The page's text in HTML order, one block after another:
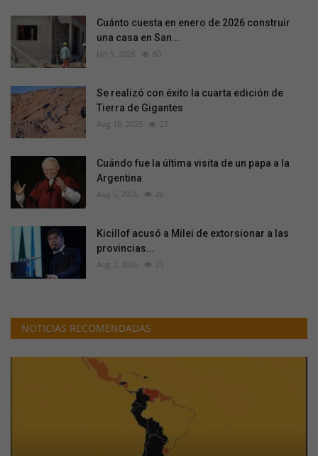
Cuánto cuesta en enero de 2026 construir
una casa en San...
Jan 9, 2026 60
Se realizó con éxito la cuarta edición de
Tierra de Gigantes
Aug 18, 2025 27
Cuándo fue la última visita de un papa a la
Argentina
Aug 5, 2026 26
Kicillof acusó a Milei de extorsionar a las
provincias...
Aug 2, 2026 25
NOTICIAS RECOMENDADAS